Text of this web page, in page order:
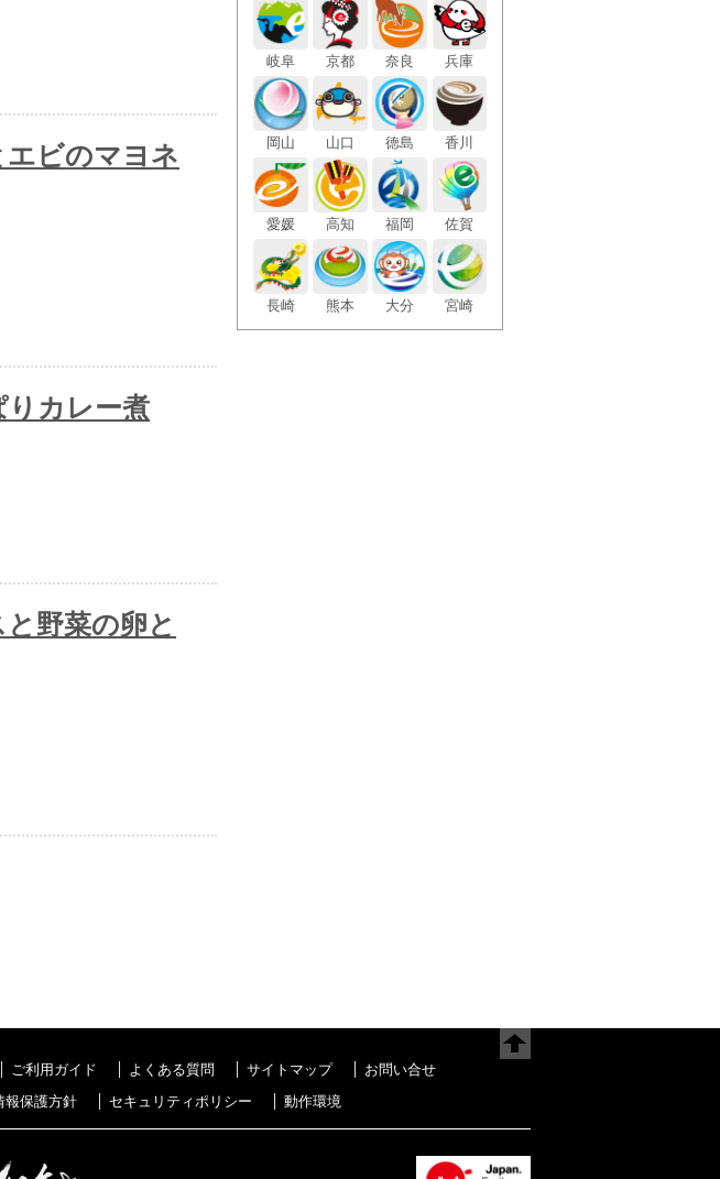
ビのマヨネ
りカレー煮
野菜の卵と
岐阜 京都 奈良 兵庫
岡山 山口 徳島 香川
愛媛 高知 福岡 佐賀
長崎 熊本 大分 宮崎
ご利用ガイド よくある質問 サイトマップ
お問い合せ
報保護方針 セキュリティポリシー 動作環境